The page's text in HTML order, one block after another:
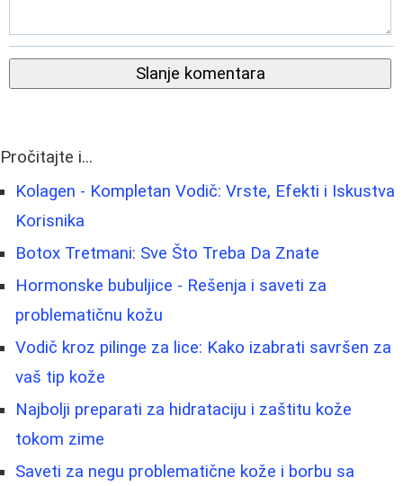
Slanje komentara
Pročitajte i...
Kolagen - Kompletan Vodič: Vrste, Efekti i Iskustva
Korisnika
Botox Tretmani: Sve Što Treba Da Znate
Hormonske bubuljice - Rešenja i saveti za
problematičnu kožu
Vodič kroz pilinge za lice: Kako izabrati savršen za
vaš tip kože
Najbolji preparati za hidrataciju i zaštitu kože
tokom zime
Saveti za negu problematične kože i borbu sa